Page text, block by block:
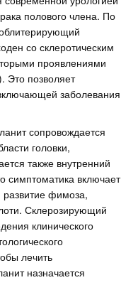
полового члена. По
со склеротическим
проявлениями
Это позволяет
заболевания
сопровождается
головки,
также внутренний
симптоматика включает
фимоза,
Склерозирующий
клинического
лечить
назначается